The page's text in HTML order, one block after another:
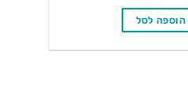
הוספה לסל